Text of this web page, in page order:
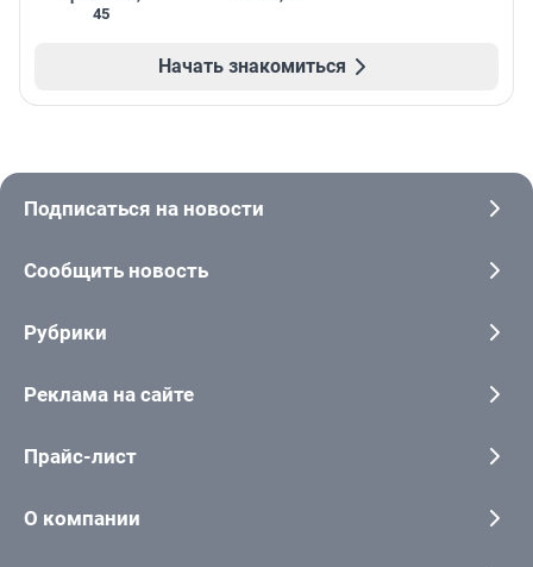
45
Начать знакомиться
Подписаться на новости
Сообщить новость
Рубрики
Реклама на сайте
Прайс-лист
О компании